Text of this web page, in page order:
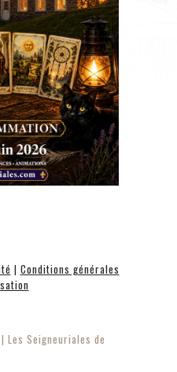
| Conditions générales
Seigneuriales de